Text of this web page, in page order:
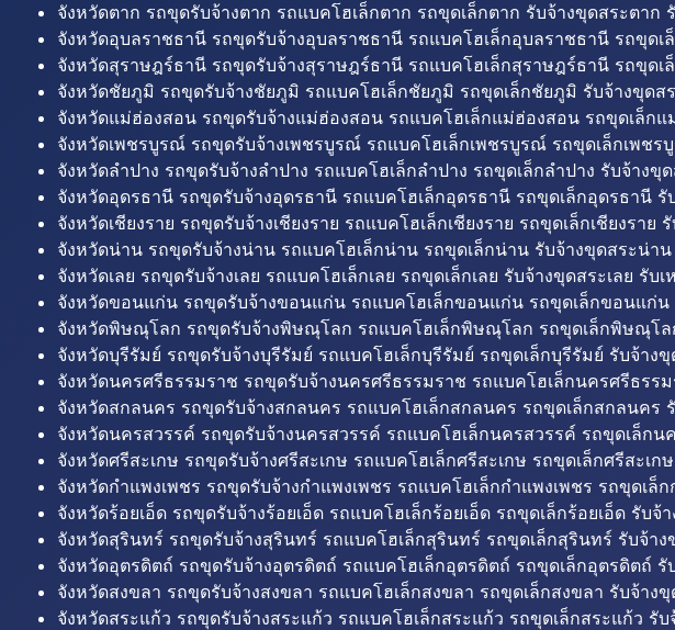
จังหวัดตาก รถขุดรับจ้างตาก รถแบคโฮเล็กตาก รถขุดเล็กตาก รับจ้างขุดสระตาก
จังหวัดอุบลราชธานี รถขุดรับจ้างอุบลราชธานี รถแบคโฮเล็กอุบลราชธานี รถขุด
จังหวัดสุราษฎร์ธานี รถขุดรับจ้างสุราษฎร์ธานี รถแบคโฮเล็กสุราษฎร์ธานี รถขุด
จังหวัดชัยภูมิ รถขุดรับจ้างชัยภูมิ รถแบคโฮเล็กชัยภูมิ รถขุดเล็กชัยภูมิ รับจ้างขุด
จังหวัดแม่ฮ่องสอน รถขุดรับจ้างแม่ฮ่องสอน รถแบคโฮเล็กแม่ฮ่องสอน รถขุดเล็
จังหวัดเพชรบูรณ์ รถขุดรับจ้างเพชรบูรณ์ รถแบคโฮเล็กเพชรบูรณ์ รถขุดเล็กเพช
จังหวัดลำปาง รถขุดรับจ้างลำปาง รถแบคโฮเล็กลำปาง รถขุดเล็กลำปาง รับจ้างขุ
จังหวัดอุดรธานี รถขุดรับจ้างอุดรธานี รถแบคโฮเล็กอุดรธานี รถขุดเล็กอุดรธานี
จังหวัดเชียงราย รถขุดรับจ้างเชียงราย รถแบคโฮเล็กเชียงราย รถขุดเล็กเชียงราย
จังหวัดน่าน รถขุดรับจ้างน่าน รถแบคโฮเล็กน่าน รถขุดเล็กน่าน รับจ้างขุดสระน่า
จังหวัดเลย รถขุดรับจ้างเลย รถแบคโฮเล็กเลย รถขุดเล็กเลย รับจ้างขุดสระเลย รับ
จังหวัดขอนแก่น รถขุดรับจ้างขอนแก่น รถแบคโฮเล็กขอนแก่น รถขุดเล็กขอนแก่
จังหวัดพิษณุโลก รถขุดรับจ้างพิษณุโลก รถแบคโฮเล็กพิษณุโลก รถขุดเล็กพิษณุโ
จังหวัดบุรีรัมย์ รถขุดรับจ้างบุรีรัมย์ รถแบคโฮเล็กบุรีรัมย์ รถขุดเล็กบุรีรัมย์ รับจ้าง
จังหวัดนครศรีธรรมราช รถขุดรับจ้างนครศรีธรรมราช รถแบคโฮเล็กนครศรีธร
จังหวัดสกลนคร รถขุดรับจ้างสกลนคร รถแบคโฮเล็กสกลนคร รถขุดเล็กสกลนคร
จังหวัดนครสวรรค์ รถขุดรับจ้างนครสวรรค์ รถแบคโฮเล็กนครสวรรค์ รถขุดเล็ก
จังหวัดศรีสะเกษ รถขุดรับจ้างศรีสะเกษ รถแบคโฮเล็กศรีสะเกษ รถขุดเล็กศรีสะเ
จังหวัดกำแพงเพชร รถขุดรับจ้างกำแพงเพชร รถแบคโฮเล็กกำแพงเพชร รถขุดเ
จังหวัดร้อยเอ็ด รถขุดรับจ้างร้อยเอ็ด รถแบคโฮเล็กร้อยเอ็ด รถขุดเล็กร้อยเอ็ด รับจ้
จังหวัดสุรินทร์ รถขุดรับจ้างสุรินทร์ รถแบคโฮเล็กสุรินทร์ รถขุดเล็กสุรินทร์ รับจ้า
จังหวัดอุตรดิตถ์ รถขุดรับจ้างอุตรดิตถ์ รถแบคโฮเล็กอุตรดิตถ์ รถขุดเล็กอุตรดิตถ์
จังหวัดสงขลา รถขุดรับจ้างสงขลา รถแบคโฮเล็กสงขลา รถขุดเล็กสงขลา รับจ้าง
จังหวัดสระแก้ว รถขุดรับจ้างสระแก้ว รถแบคโฮเล็กสระแก้ว รถขุดเล็กสระแก้ว รั